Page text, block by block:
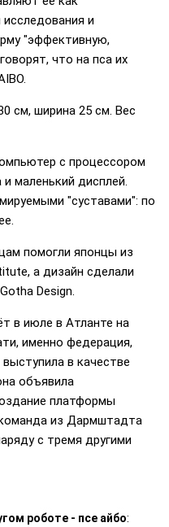
и
"эффективную,
что на пса их
см, ширина 25 см. Вес
с процессором
маленький дисплей.
"суставами": по
помогли японцы из
а дизайн сделали
Design.
в июле в Атланте на
именно федерация,
в качестве
объявила
платформы
из Дармштадта
с тремя другими
роботе - псе айбо: